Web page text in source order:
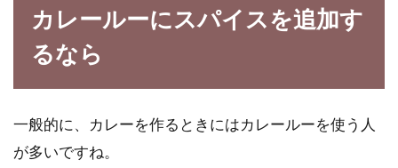
魚は洗うべきなの！？
焼くだけなので、非常に簡単に作ることができ
カレールーにスパイスを追加す
るなら
一般的に、カレーを作るときにはカレールーを使う人
が多いですね。